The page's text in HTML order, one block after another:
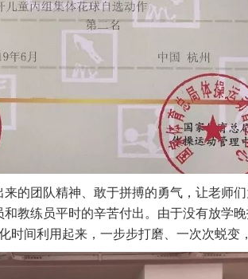
的团队精神、敢于拼搏的勇气，让老师们
教练员平时的辛苦付出。由于没有放学
间利用起来，一步步打磨、一次次蜕变